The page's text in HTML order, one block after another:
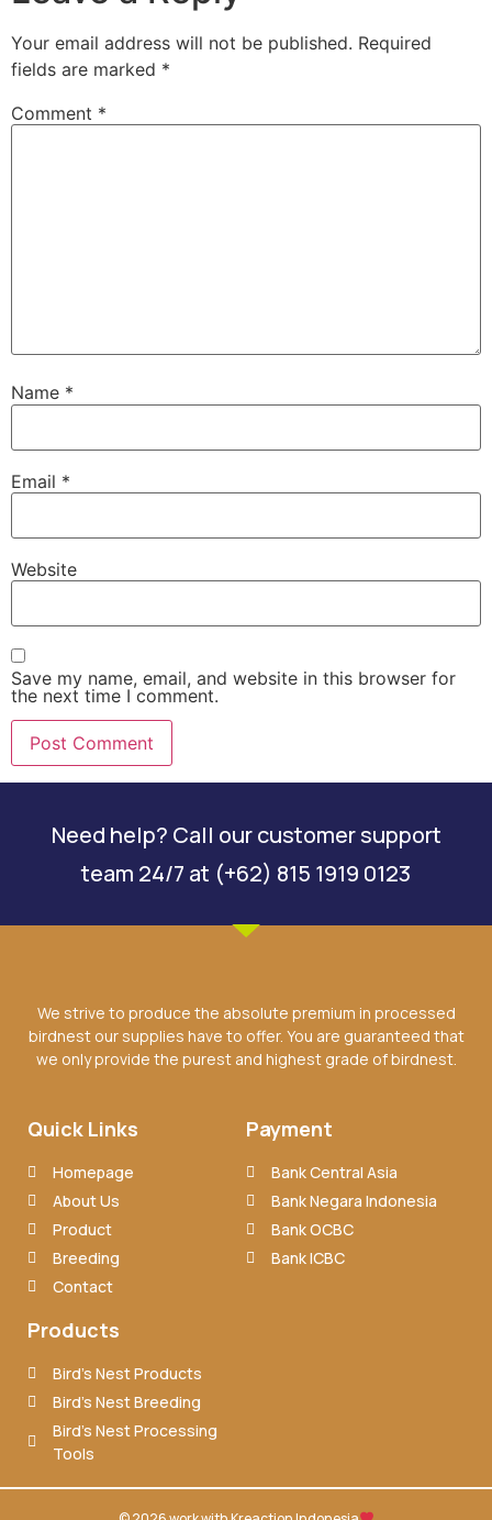
Your email address will not be published. Required
fields are marked *
Comment *
Name *
Email *
Website
Save my name, email, and website in this browser for
the next time I comment.
Need help? Call our customer support
team 24/7 at (+62) 815 1919 0123
We strive to produce the absolute premium in processed
birdnest our supplies have to offer. You are guaranteed that
we only provide the purest and highest grade of birdnest.
Quick Links
Homepage
About Us
Product
Breeding
Contact
Payment
Bank Central Asia
Bank Negara Indonesia
Bank OCBC
Bank ICBC
Products
Bird’s Nest Products
Bird’s Nest Breeding
Bird’s Nest Processing
Tools